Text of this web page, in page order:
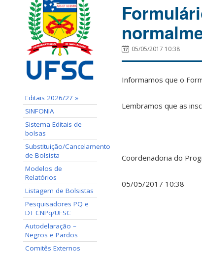
Editais 2026/27 »
SINFONIA
Sistema Editais de
bolsas
Substituição/Cancelamento
de Bolsista
Modelos de
Relatórios
Listagem de Bolsistas
Pesquisadores PQ e
DT CNPq/UFSC
Autodelaração –
Negros e Pardos
Comitês Externos
05/05/2017 10:38
Informamos que o
Lembramos que as
Coordenadoria do
05/05/2017 10:38